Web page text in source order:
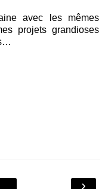
avec les mêmes
projets grandioses
›